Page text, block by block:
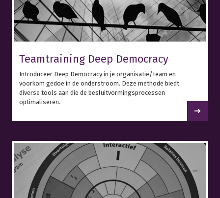
Teamtraining Deep Democracy
Introduceer Deep Democracy in je organisatie/team en
voorkom gedoe in de onderstroom. Deze methode biedt
diverse tools aan die de besluitvormingsprocessen
optimaliseren.